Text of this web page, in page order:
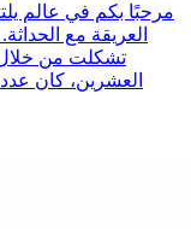
مرحبًا بكم في عالم
العريقة مع
تشكلت من خلال